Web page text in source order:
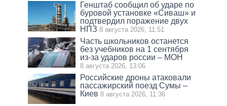
Генштаб сообщил об ударе по
буровой установке «Сиваш» и
подтвердил поражение двух
НПЗ 8 августа 2026, 11:51
Часть школьников останется
без учебников на 1 сентября
из-за ударов россии – МОН
8 августа 2026, 13:06
Российские дроны атаковали
пассажирский поезд Сумы –
Киев 8 августа 2026, 11:36